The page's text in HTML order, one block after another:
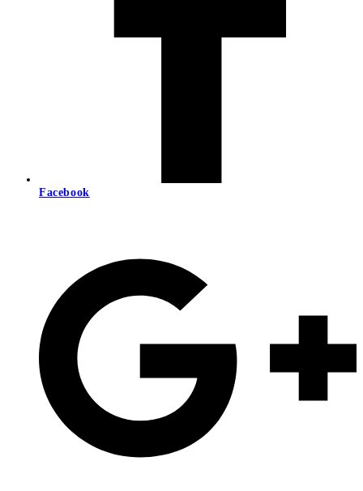
Facebook